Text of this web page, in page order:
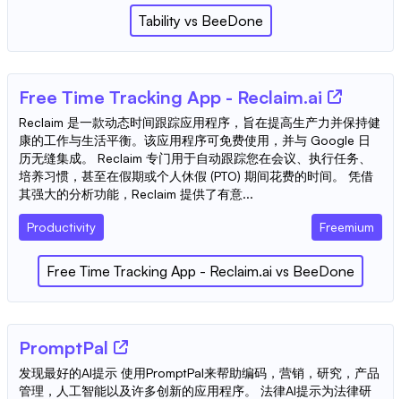
Tability vs BeeDone
Free Time Tracking App - Reclaim.ai
Reclaim 是一款动态时间跟踪应用程序，旨在提高生产力并保持健
康的工作与生活平衡。该应用程序可免费使用，并与 Google 日
历无缝集成。 Reclaim 专门用于自动跟踪您在会议、执行任务、
培养习惯，甚至在假期或个人休假 (PTO) 期间花费的时间。 凭借
其强大的分析功能，Reclaim 提供了有意...
Productivity Freemium
Free Time Tracking App - Reclaim.ai vs BeeDone
PromptPal
发现最好的AI提示 使用PromptPal来帮助编码，营销，研究，产品
管理，人工智能以及许多创新的应用程序。 法律AI提示为法律研